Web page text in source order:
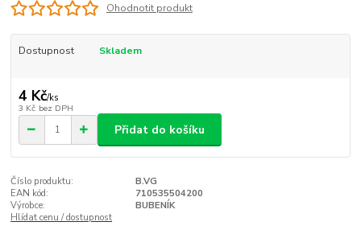
Ohodnotit produkt
Dostupnost Skladem
4 Kč/ks
3 Kč bez DPH
Přidat do košíku
Číslo produktu:
B.VG
EAN kód:
710535504200
Výrobce:
BUBENÍK
Hlídat cenu / dostupnost